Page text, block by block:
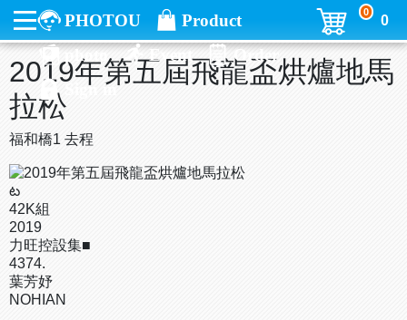
PHOTOU
Product
photo
Event
Order
Sign in
0
0
2019年第五屆飛龍盃烘爐地馬
拉松
福和橋1 去程
ట
42K組
2019
力旺控設集■
4374.
葉芳妤
NOHIAN